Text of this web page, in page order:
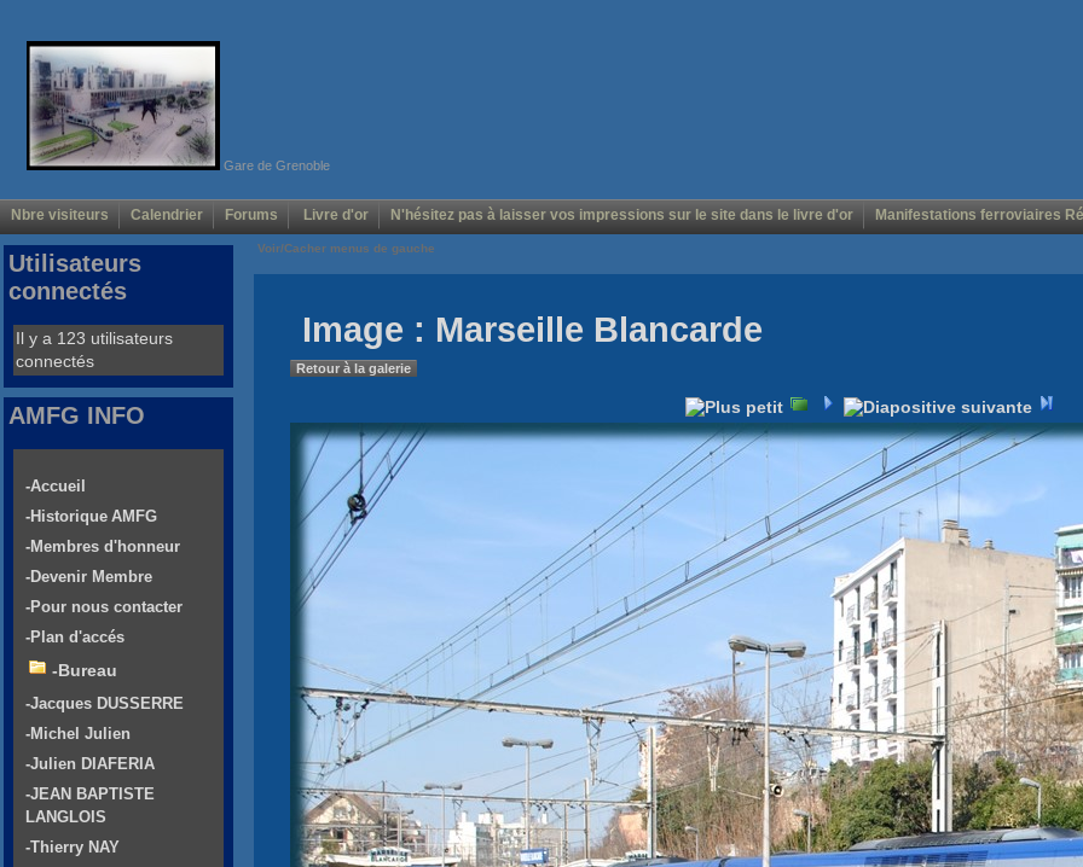
Gare de Grenoble
Nbre visiteurs Calendrier Forums Livre d'or N'hésitez pas à laisser vos impressions sur le site dans le livre d'or Manifestations ferroviaires
Voir/Cacher menus de gauche
Image : Marseille Blancarde
Retour à la galerie
Utilisateurs
connectés
Il y a 123 utilisateurs
connectés
AMFG INFO
-Accueil
-Historique AMFG
-Membres d'honneur
-Devenir Membre
-Pour nous contacter
-Plan d'accés
-Bureau
-Jacques DUSSERRE
-Michel Julien
-Julien DIAFERIA
-JEAN BAPTISTE
LANGLOIS
-Thierry NAY